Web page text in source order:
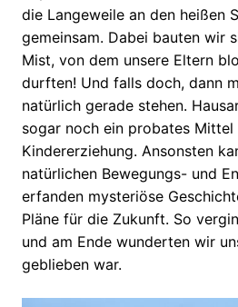
die Langeweile an den heißen
gemeinsam. Dabei bauten wir
Mist, von dem unsere Eltern
durften! Und falls doch, dann
natürlich gerade stehen.
sogar noch ein probates Mittel
Kindererziehung. Ansonsten
natürlichen Bewegungs- und
erfanden mysteriöse
Pläne für die Zukunft. So
und am Ende wunderten wir
geblieben war.